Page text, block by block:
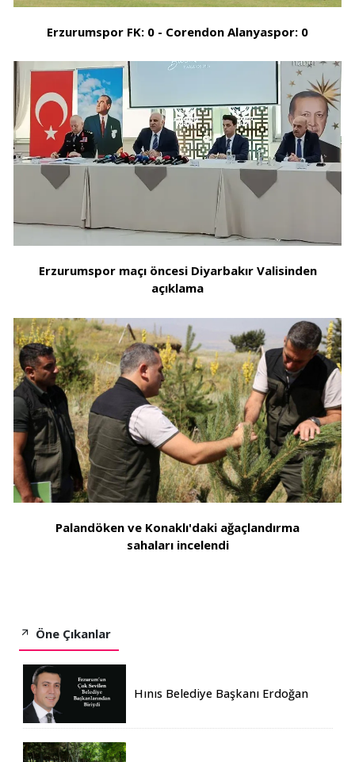
Erzurumspor FK: 0 - Corendon Alanyaspor: 0
Erzurumspor maçı öncesi Diyarbakır Valisinden
açıklama
Palandöken ve Konaklı'daki ağaçlandırma
sahaları incelendi
Öne Çıkanlar
Hınıs Belediye Başkanı Erdoğan